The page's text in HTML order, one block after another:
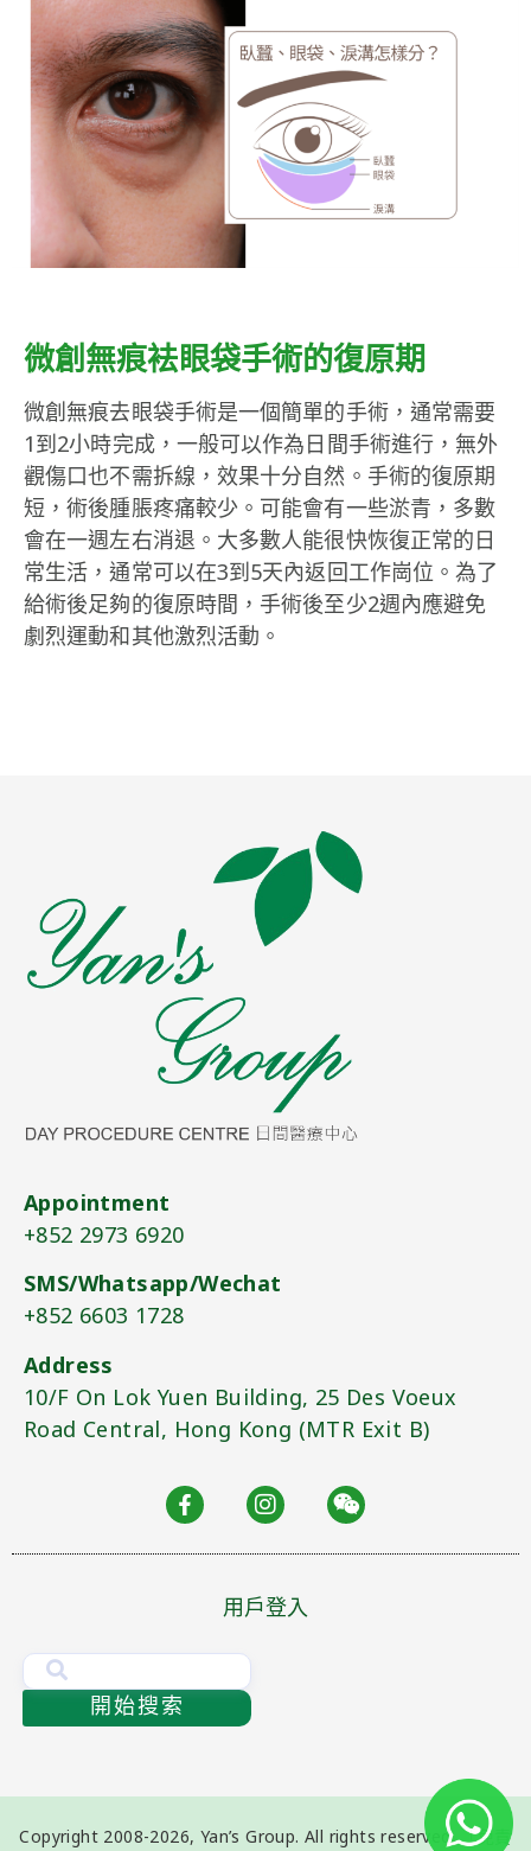
微創無痕袪眼袋手術的復原期​
微創無痕去眼袋手術是一個簡單的手術，通常需要
1到2小時完成，一般可以作為日間手術進行，無外
觀傷口也不需拆線，效果十分自然。手術的復原期
短，術後腫脹疼痛較少。可能會有一些淤青，多數
會在一週左右消退。大多數人能很快恢復正常的日
常生活，通常可以在3到5天內返回工作崗位。為了
給術後足夠的復原時間，手術後至少2週內應避免
劇烈運動和其他激烈活動。
Appointment
+852 2973 6920​
SMS/Whatsapp/Wechat
+852 6603 1728
Address
10/F On Lok Yuen Building, 25 Des Voeux
Road Central, Hong Kong (MTR Exit B)​
用戶登入
開始搜索
Copyright 2008-2026, Yan’s Group. All rights reserved.「免責